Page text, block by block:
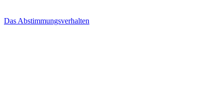
Das Abstimmungsverhalten